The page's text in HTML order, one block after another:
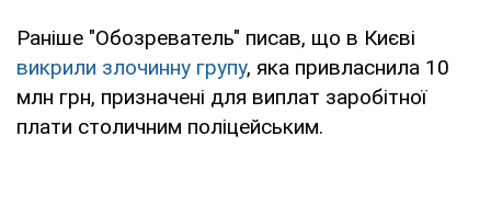
Раніше "Обозреватель" писав, що в Києві
викрили злочинну групу, яка привласнила 10
млн грн, призначені для виплат заробітної
плати столичним поліцейським.